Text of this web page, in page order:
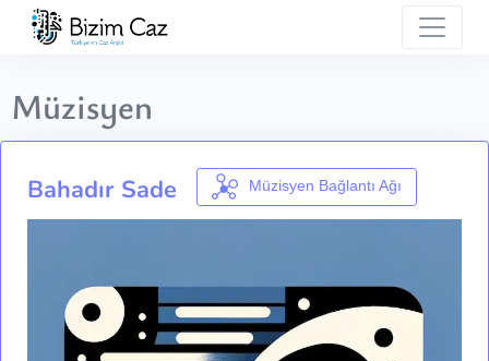
Müzisyen
Bahadır Sade Müzisyen Bağlantı Ağı